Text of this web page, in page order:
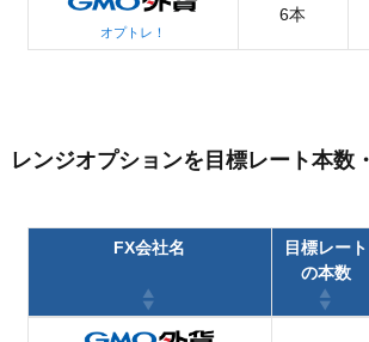
オプトレ！
6本
レンジオプションを目標レート本数
FX会社名
目標レート
の本数